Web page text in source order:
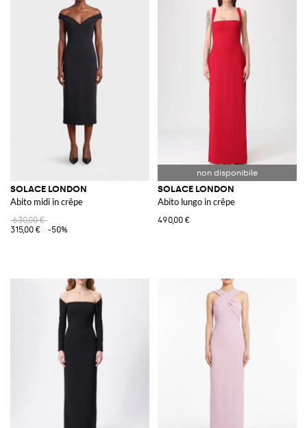
SOLACE LONDON
Abito midi in crêpe
630,00 €
315,00 €
-50%
SOLACE LONDON
Abito lungo in crêpe
490,00 €